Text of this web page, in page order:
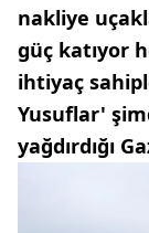
nakliye
güç katıyor
ihtiyaç
Yusuflar'
yağdırdığı